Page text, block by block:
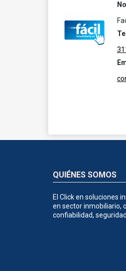
QUIÉNES SOMOS
El Click en soluciones
en sector inmobiliario,
confiabilidad,